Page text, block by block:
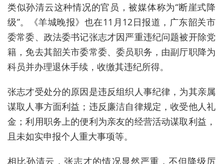
类似孙清云这种情况的官员，被媒体称为“断崖式降
级”。《羊城晚报》也在11月12日报道，广东韶关市
委常委、政法委书记张志才因严重违纪问题被开除党
籍，免去其韶关市委常委、委员职务，由副厅职降为
科员并办理退休手续，收缴其违纪所得。
张志才受处分的原因是违反组织人事纪律，为其亲属
谋取人事方面利益；违反廉洁自律规定，收受他人礼
金；利用职务上的便利为亲友的经营活动谋取利益，
且未如实申报个人重大事项等。
相比孙清云，张志才的情况显然严重，不但降级厉